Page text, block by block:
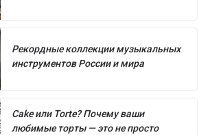
Рекордные коллекции музыкальных
инструментов России и мира
Cake или Torte? Почему ваши
любимые торты — это не просто